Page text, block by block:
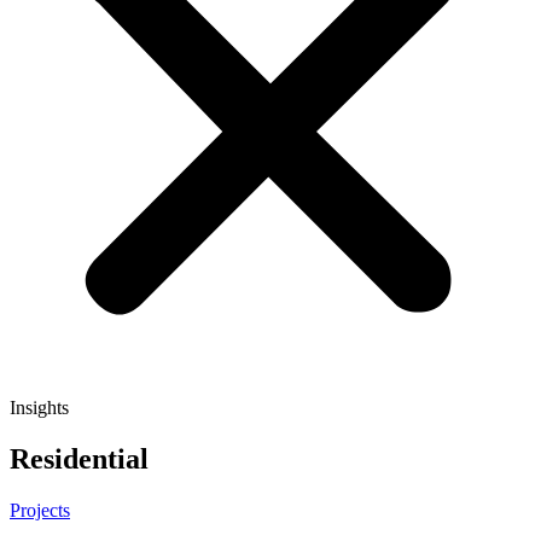
Insights
Residential
Projects